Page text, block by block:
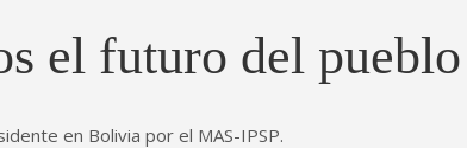
el futuro del
en Bolivia por el MAS-IPSP.